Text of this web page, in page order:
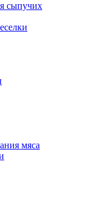
сыпучих
мяса